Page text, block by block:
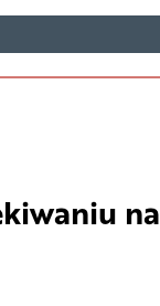
na